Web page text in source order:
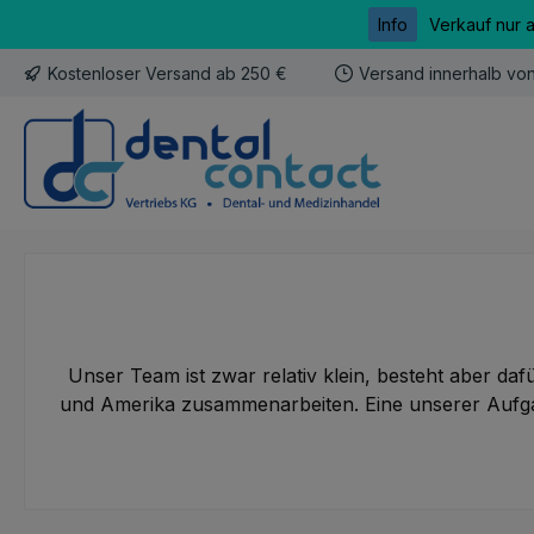
Info Verkauf nur
Kostenloser Versand ab 250 € Versand innerhalb
Unser Team ist zwar relativ klein, besteht aber
und Amerika zusammenarbeiten. Eine unserer